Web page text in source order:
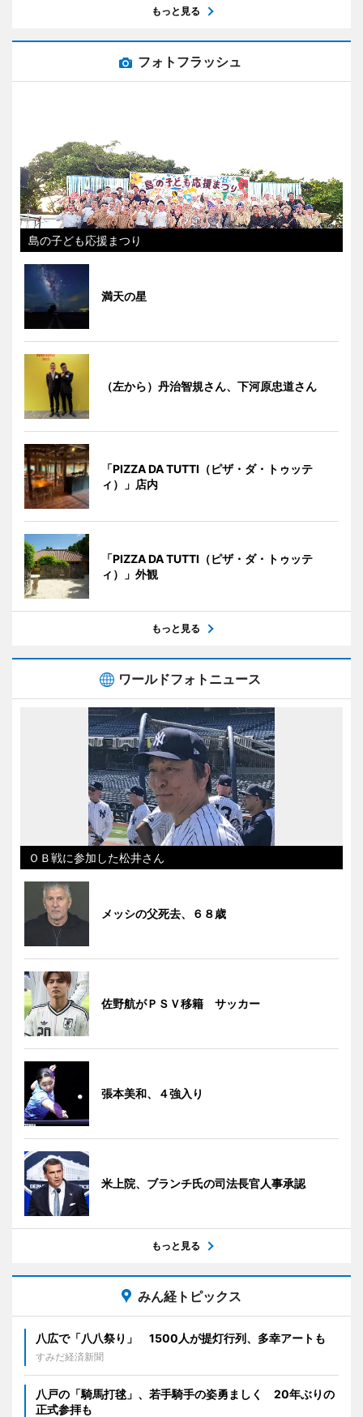
もっと見る
フォトフラッシュ
島の子ども応援まつり
満天の星
（左から）丹治智規さん、下河原忠道さん
「PIZZA DA TUTTI（ピザ・ダ・トゥッテ
ィ）」店内
「PIZZA DA TUTTI（ピザ・ダ・トゥッテ
ィ）」外観
もっと見る
ワールドフォトニュース
ＯＢ戦に参加した松井さん
メッシの父死去、６８歳
佐野航がＰＳＶ移籍 サッカー
張本美和、４強入り
米上院、ブランチ氏の司法長官人事承認
もっと見る
みん経トピックス
八広で「八八祭り」 1500人が提灯行列、多幸アートも
すみだ経済新聞
八戸の「騎馬打毬」、若手騎手の姿勇ましく 20年ぶりの
正式参拝も